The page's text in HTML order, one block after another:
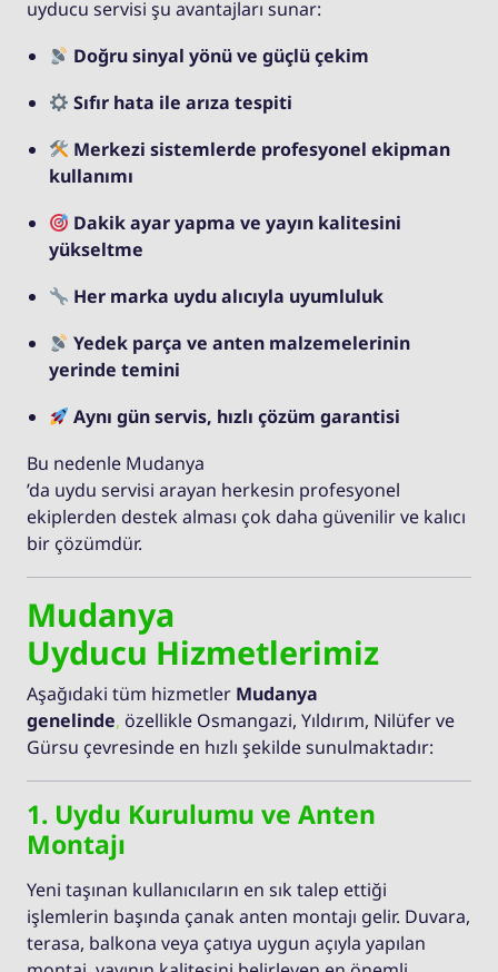
uyducu servisi şu avantajları sunar:
Doğru sinyal yönü ve güçlü çekim
Sıfır hata ile arıza tespiti
Merkezi sistemlerde profesyonel ekipman
kullanımı
Dakik ayar yapma ve yayın kalitesini
yükseltme
Her marka uydu alıcıyla uyumluluk
Yedek parça ve anten malzemelerinin
yerinde temini
Aynı gün servis, hızlı çözüm garantisi
Bu nedenle Mudanya
’da uydu servisi arayan herkesin profesyonel
ekiplerden destek alması çok daha güvenilir ve kalıcı
bir çözümdür.
Mudanya
Uyducu Hizmetlerimiz
Aşağıdaki tüm hizmetler Mudanya
genelinde, özellikle Osmangazi, Yıldırım, Nilüfer ve
Gürsu çevresinde en hızlı şekilde sunulmaktadır:
1. Uydu Kurulumu ve Anten
Montajı
Yeni taşınan kullanıcıların en sık talep ettiği
işlemlerin başında çanak anten montajı gelir. Duvara,
terasa, balkona veya çatıya uygun açıyla yapılan